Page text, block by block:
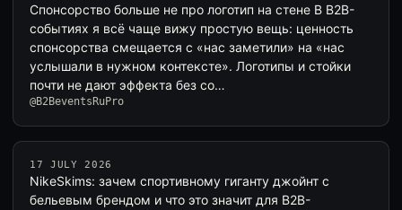
Спонсорство больше не про логотип на стене В B2B-
событиях я всё чаще вижу простую вещь: ценность
спонсорства смещается с «нас заметили» на «нас
услышали в нужном контексте». Логотипы и стойки
почти не дают эффекта без со…
@B2BeventsRuPro
17 JULY 2026
NikeSkims: зачем спортивному гиганту джойнт с
бельевым брендом и что это значит для B2B-